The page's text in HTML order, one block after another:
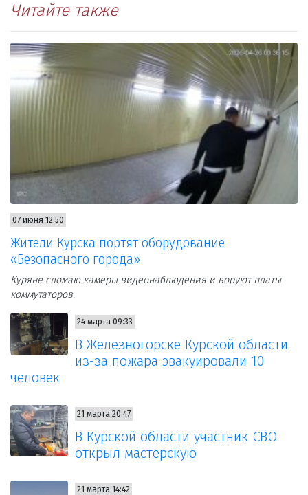
Читайте также
07 июня 12:50
Жители Курска портят оборудование
«Безопасного города»
Куряне сломаю камеры видеонаблюдения и воруют платы
коммутаторов.
24 марта 09:33
В Железногорске Курской области
из-за пожара эвакуировали 10
человек
21 марта 20:47
В Курской области участник СВО
открыл мастерскую
21 марта 14:42